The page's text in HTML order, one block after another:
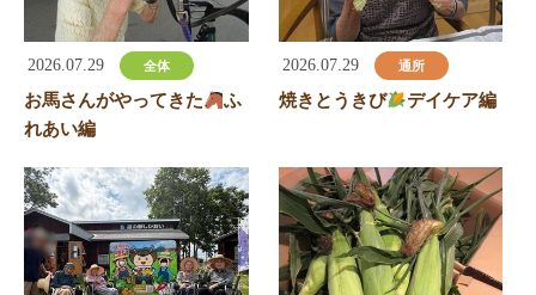
2026.07.29 全体
お馬さんがやってきた
ふ
れあい編
2026.07.29 通所
焼きとうきび デイケア編